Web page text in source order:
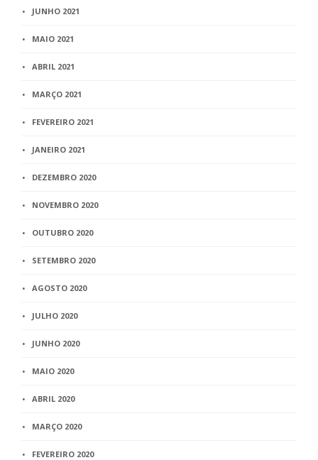
JUNHO 2021
MAIO 2021
ABRIL 2021
MARÇO 2021
FEVEREIRO 2021
JANEIRO 2021
DEZEMBRO 2020
NOVEMBRO 2020
OUTUBRO 2020
SETEMBRO 2020
AGOSTO 2020
JULHO 2020
JUNHO 2020
MAIO 2020
ABRIL 2020
MARÇO 2020
FEVEREIRO 2020